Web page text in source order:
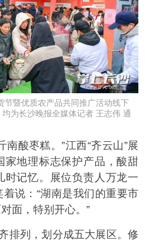
节暨优质农产品共同推广活动线下
为长沙晚报全媒体记者 王志伟 通
南酸枣糕。”江西“齐云山”展
家地理标志保护产品，酸甜
时记忆。展位负责人万龙一
说：“湖南是我们的重要市
面，特别开心。”
排列，划分成五大展区。修